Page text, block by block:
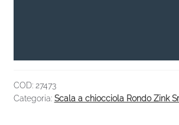
COD: 27473
Categoria: Scala a chiocciola Rondo Zink